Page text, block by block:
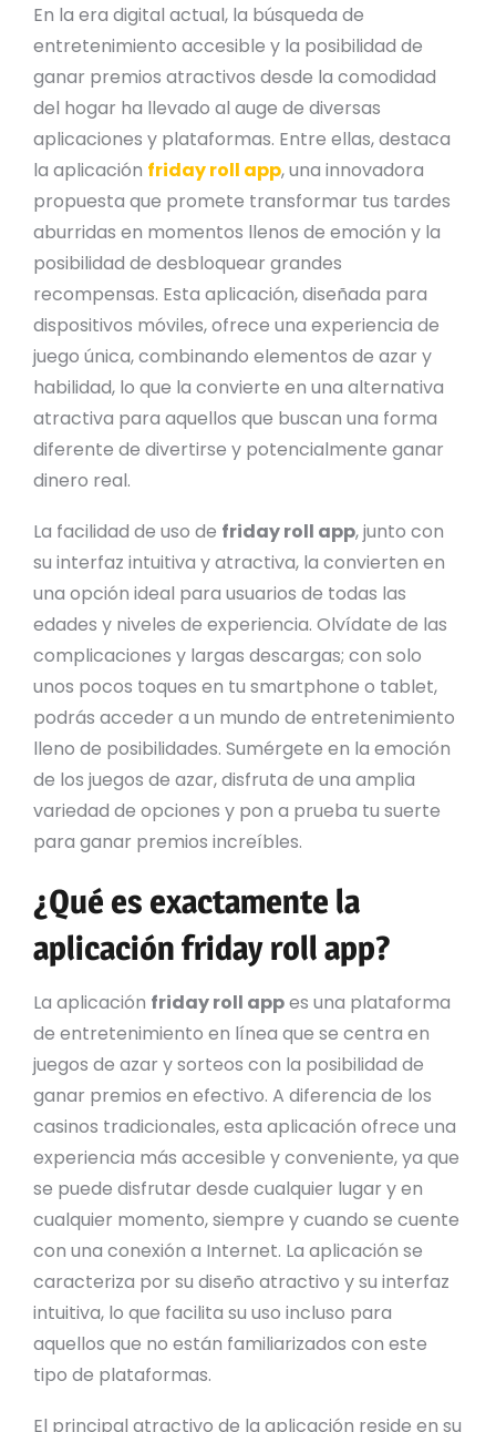
En la era digital actual, la búsqueda de
entretenimiento accesible y la posibilidad de
ganar premios atractivos desde la comodidad
del hogar ha llevado al auge de diversas
aplicaciones y plataformas. Entre ellas, destaca
la aplicación friday roll app, una innovadora
propuesta que promete transformar tus tardes
aburridas en momentos llenos de emoción y la
posibilidad de desbloquear grandes
recompensas. Esta aplicación, diseñada para
dispositivos móviles, ofrece una experiencia de
juego única, combinando elementos de azar y
habilidad, lo que la convierte en una alternativa
atractiva para aquellos que buscan una forma
diferente de divertirse y potencialmente ganar
dinero real.
La facilidad de uso de friday roll app, junto con
su interfaz intuitiva y atractiva, la convierten en
una opción ideal para usuarios de todas las
edades y niveles de experiencia. Olvídate de las
complicaciones y largas descargas; con solo
unos pocos toques en tu smartphone o tablet,
podrás acceder a un mundo de entretenimiento
lleno de posibilidades. Sumérgete en la emoción
de los juegos de azar, disfruta de una amplia
variedad de opciones y pon a prueba tu suerte
para ganar premios increíbles.
¿Qué es exactamente la
aplicación friday roll app?
La aplicación friday roll appes una plataforma
de entretenimiento en línea que se centra en
juegos de azar y sorteos con la posibilidad de
ganar premios en efectivo. A diferencia de los
casinos tradicionales, esta aplicación ofrece una
experiencia más accesible y conveniente, ya que
se puede disfrutar desde cualquier lugar y en
cualquier momento, siempre y cuando se cuente
con una conexión a Internet. La aplicación se
caracteriza por su diseño atractivo y su interfaz
intuitiva, lo que facilita su uso incluso para
aquellos que no están familiarizados con este
tipo de plataformas.
El principal atractivo de la aplicación reside en su